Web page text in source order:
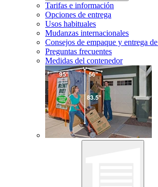
Tarifas e información
Opciones de entrega
Usos habituales
Mudanzas internacionales
Consejos de empaque y entrega de
Preguntas frecuentes
Medidas del contenedor